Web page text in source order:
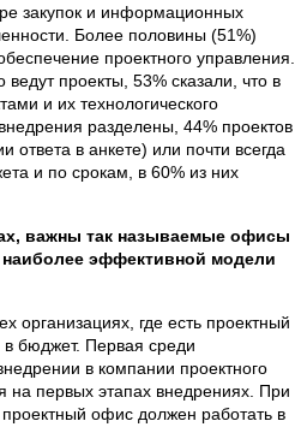
закупок и информационных
Более половины (51%)
проектного управления.
проекты, 53% сказали, что в
и их технологического
разделены, 44% проектов
ответа в анкете) или почти всегда
и по срокам, в 60% из них
важны так называемые офисы
эффективной модели
организациях, где есть проектный
бюджет. Первая среди
в компании проектного
на первых этапах внедрениях. При
офис должен работать в